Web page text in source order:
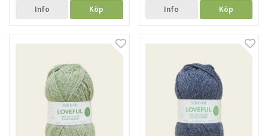
Info Köp Info Köp